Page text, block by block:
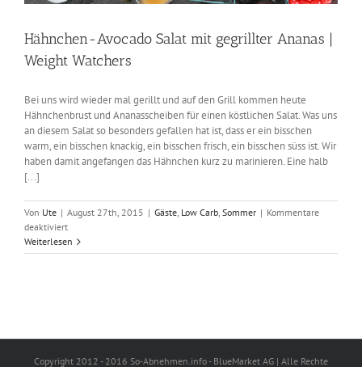
Hähnchen-Avocado Salat mit gegrillter Ananas |
Weight Watchers
Bei uns wird wieder mal gerillt und auf den Grill kommen heute
Hähnchenbrust und Ananasscheiben für einen köstlichen Salat. Was uns
an diesem Salat so besonders gefallen hat ist, dass er ein bisschen
warm, ein bisschen knackig, ein bisschen frisch, ein bisschen süss ist. Wir
haben damit angefangen das Hähnchen kurz zu marinieren. Eine halb
[...]
Von Ute | August 27th, 2015 | Gäste, Low Carb, Sommer | Kommentare
deaktiviertfür
Hähnchen-
Avocado
Weight
Watchers
Weiterlesen
Copyright 2012 - 2016 So-Abnehmen.info - BlueMarket AG | Alle Rechte